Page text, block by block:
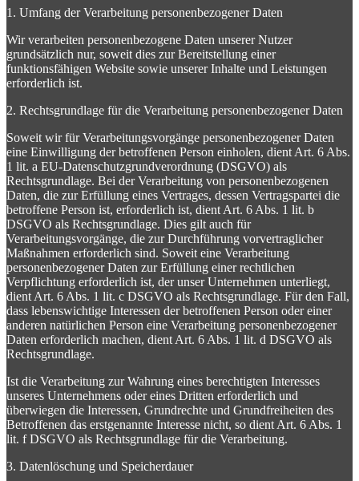
1. Umfang der Verarbeitung personenbezogener Daten
Wir verarbeiten personenbezogene Daten unserer Nutzer
grundsätzlich nur, soweit dies zur Bereitstellung einer
funktionsfähigen Website sowie unserer Inhalte und Leistungen
erforderlich ist.
2. Rechtsgrundlage für die Verarbeitung personenbezogener Daten
Soweit wir für Verarbeitungsvorgänge personenbezogener Daten
eine Einwilligung der betroffenen Person einholen, dient Art. 6 Abs.
1 lit. a EU-Datenschutzgrundverordnung (DSGVO) als
Rechtsgrundlage. Bei der Verarbeitung von personenbezogenen
Daten, die zur Erfüllung eines Vertrages, dessen Vertragspartei die
betroffene Person ist, erforderlich ist, dient Art. 6 Abs. 1 lit. b
DSGVO als Rechtsgrundlage. Dies gilt auch für
Verarbeitungsvorgänge, die zur Durchführung vorvertraglicher
Maßnahmen erforderlich sind. Soweit eine Verarbeitung
personenbezogener Daten zur Erfüllung einer rechtlichen
Verpflichtung erforderlich ist, der unser Unternehmen unterliegt,
dient Art. 6 Abs. 1 lit. c DSGVO als Rechtsgrundlage. Für den Fall,
dass lebenswichtige Interessen der betroffenen Person oder einer
anderen natürlichen Person eine Verarbeitung personenbezogener
Daten erforderlich machen, dient Art. 6 Abs. 1 lit. d DSGVO als
Rechtsgrundlage.
Ist die Verarbeitung zur Wahrung eines berechtigten Interesses
unseres Unternehmens oder eines Dritten erforderlich und
überwiegen die Interessen, Grundrechte und Grundfreiheiten des
Betroffenen das erstgenannte Interesse nicht, so dient Art. 6 Abs. 1
lit. f DSGVO als Rechtsgrundlage für die Verarbeitung.
3. Datenlöschung und Speicherdauer